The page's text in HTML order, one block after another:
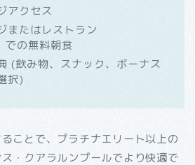
アクセス
またはレストラン
での無料朝食
(飲み物、スナック、ボーナス
択)
ことで、プラチナエリート以上の
・クアラルンプールでより快適で